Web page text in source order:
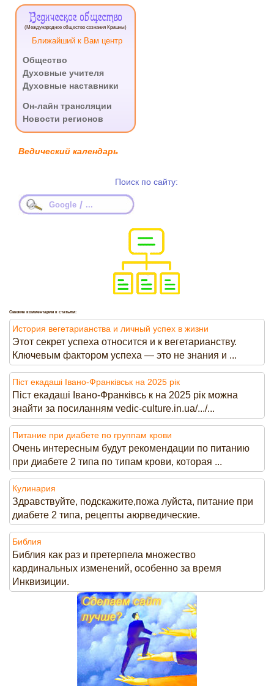
Ведическое общество
(Международное общество сознания Кришны)
Ближайший к Вам центр
Общество
Духовные учителя
Духовные наставники
Он-лайн трансляции
Новости регионов
Ведический календарь
Поиск по сайту:
Google / ...
Свежие комментарии к статьям:
История вегетарианства и личный успех в жизни
Этот секрет успеха относится и к вегетарианству.
Ключевым фактором успеха — это не знания и ...
Піст екадаші Івано-Франківськ на 2025 рік
Піст екадаші Івано-Франківсь к на 2025 рік можна
знайти за посиланням vedic-culture.in.ua/.../...
Питание при диабете по группам крови
Очень интересным будут рекомендации по питанию
при диабете 2 типа по типам крови, которая ...
Кулинария
Здравствуйте, подскажите,пожа луйста, питание при
диабете 2 типа, рецепты аюрведические.
Библия
Библия как раз и претерпела множество
кардинальных изменений, особенно за время
Инквизиции.